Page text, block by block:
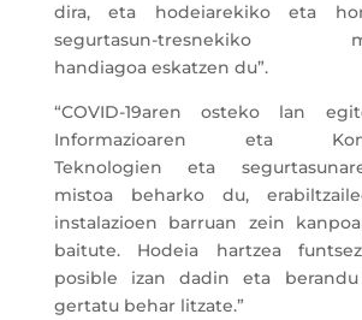
dira, eta hodeiarekiko eta
segurtasun-tresnekiko
handiagoa eskatzen du”.
“COVID-19aren osteko lan
Informazioaren eta
Teknologien eta
mistoa beharko du,
instalazioen barruan zein
baitute. Hodeia hartzea
posible izan dadin eta
gertatu behar litzate.”